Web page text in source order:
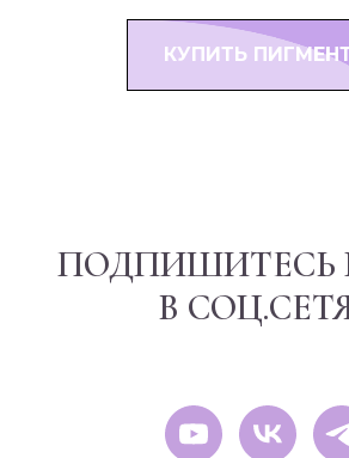
КУПИТЬ
ПОДПИШИТЕСЬ
В